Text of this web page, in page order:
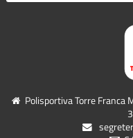
Polisportiva Torre Franca